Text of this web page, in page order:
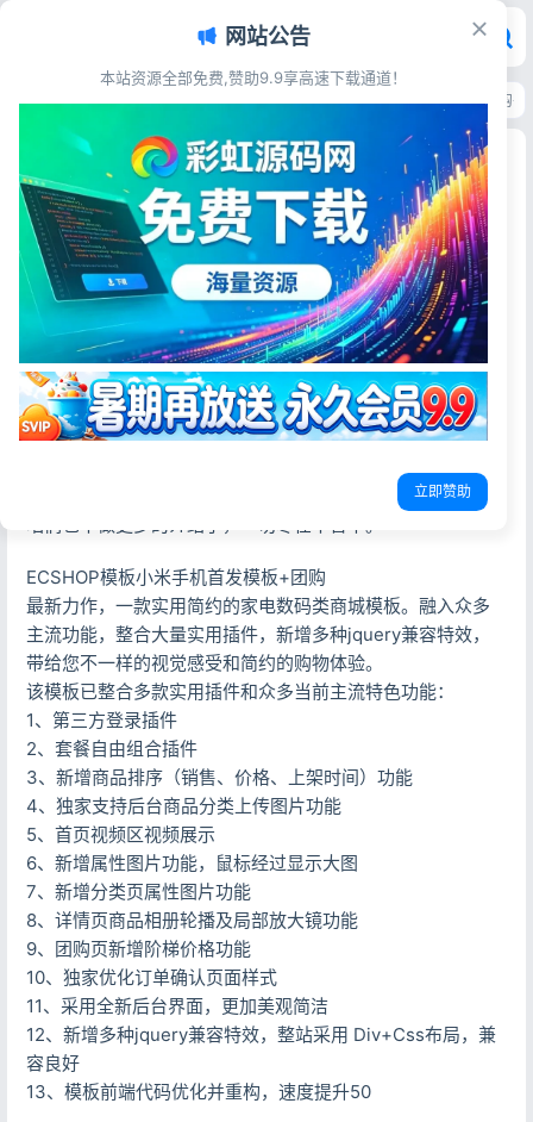
首页>源码资源>电子商务>ECShop小米商城模板 模板堂商业源码含团购手
ECShop小米商城模板 模板堂商业源码含团购手机
版微信商城
彩虹源码网
2026-05-28 12阅读
源码简介
真正模板堂官方销售价6000元的小米商城模板，ECShop内
核，带团购、手机版和微信商城的哦，源码站长亲测，完整
可用！
非常具有商业价值，经常玩ECShop的童鞋们都了解，在这里
ECSHOP模板小米手机首发模板+团购
最新力作，一款实用简约的家电数码类商城模板。融入众多
主流功能，整合大量实用插件，新增多种jquery兼容特效，
带给您不一样的视觉感受和简约的购物体验。
该模板已整合多款实用插件和众多当前主流特色功能：
1、第三方登录插件
2、套餐自由组合插件
3、新增商品排序（销售、价格、上架时间）功能
4、独家支持后台商品分类上传图片功能
5、首页视频区视频展示
6、新增属性图片功能，鼠标经过显示大图
7、新增分类页属性图片功能
8、详情页商品相册轮播及局部放大镜功能
9、团购页新增阶梯价格功能
10、独家优化订单确认页面样式
11、采用全新后台界面，更加美观简洁
12、新增多种jquery兼容特效，整站采用 Div+Css布局，兼
容良好
13、模板前端代码优化并重构，速度提升50
网站公告
本站资源全部免费,赞助9.9享高速下载通道！
立即赞助